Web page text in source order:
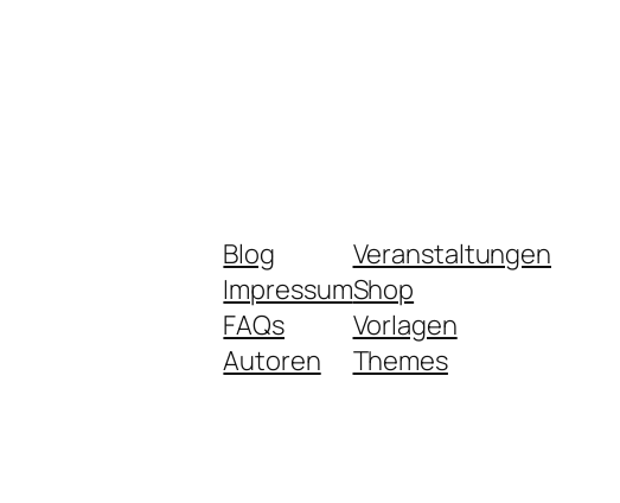
Blog
Impressum
FAQs
Autoren
Veranstaltungen
Shop
Vorlagen
Themes